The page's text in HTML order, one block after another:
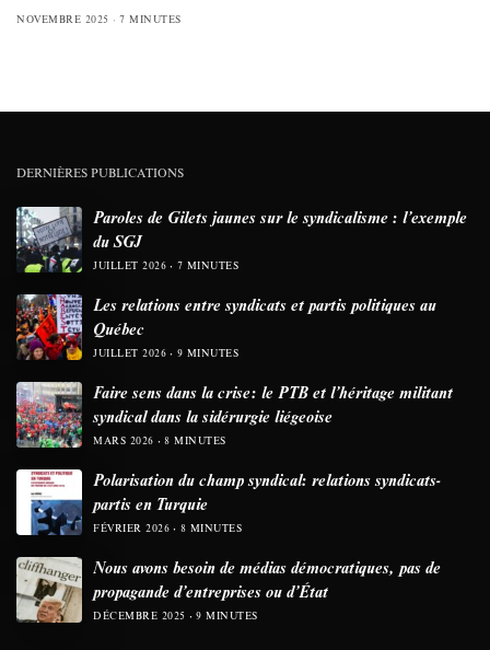
NOVEMBRE 2025 7 MINUTES
DERNIÈRES PUBLICATIONS
Paroles de Gilets jaunes sur le syndicalisme : l’exemple
du SGJ
JUILLET 2026 7 MINUTES
Les relations entre syndicats et partis politiques au
Québec
JUILLET 2026 9 MINUTES
Faire sens dans la crise: le PTB et l’héritage militant
syndical dans la sidérurgie liégeoise
MARS 2026 8 MINUTES
Polarisation du champ syndical: relations syndicats-
partis en Turquie
FÉVRIER 2026 8 MINUTES
Nous avons besoin de médias démocratiques, pas de
propagande d’entreprises ou d’État
DÉCEMBRE 2025 9 MINUTES